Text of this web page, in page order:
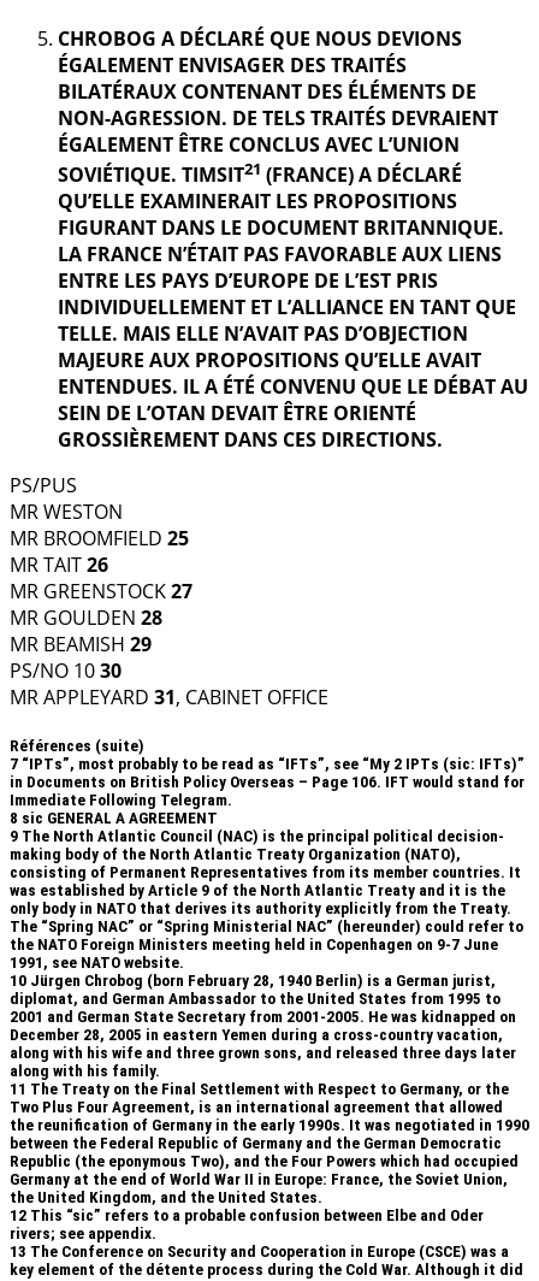
CHROBOG A DÉCLARÉ QUE NOUS DEVIONS
ÉGALEMENT ENVISAGER DES TRAITÉS
BILATÉRAUX CONTENANT DES ÉLÉMENTS DE
NON-AGRESSION. DE TELS TRAITÉS DEVRAIENT
ÉGALEMENT ÊTRE CONCLUS AVEC L’UNION
SOVIÉTIQUE. TIMSIT21 (FRANCE) A DÉCLARÉ
QU’ELLE EXAMINERAIT LES PROPOSITIONS
FIGURANT DANS LE DOCUMENT BRITANNIQUE.
LA FRANCE N’ÉTAIT PAS FAVORABLE AUX LIENS
ENTRE LES PAYS D’EUROPE DE L’EST PRIS
INDIVIDUELLEMENT ET L’ALLIANCE EN TANT QUE
TELLE. MAIS ELLE N’AVAIT PAS D’OBJECTION
MAJEURE AUX PROPOSITIONS QU’ELLE AVAIT
ENTENDUES. IL A ÉTÉ CONVENU QUE LE DÉBAT AU
SEIN DE L’OTAN DEVAIT ÊTRE ORIENTÉ
GROSSIÈREMENT DANS CES DIRECTIONS.
PS/PUS
MR WESTON
MR BROOMFIELD 25
MR TAIT26
MR GREENSTOCK27
MR GOULDEN 28
MR BEAMISH 29
PS/NO 1030
MR APPLEYARD 31, CABINET OFFICE
Références (suite)
7 “IPTs”, most probably to be read as “IFTs”, see “My 2 IPTs (sic: IFTs)”
in Documents on British Policy Overseas – Page 106. IFT would stand for
Immediate Following Telegram.
8 sic GENERAL A AGREEMENT
9 The North Atlantic Council (NAC) is the principal political decision-
making body of the North Atlantic Treaty Organization (NATO),
consisting of Permanent Representatives from its member countries. It
was established by Article 9 of the North Atlantic Treaty and it is the
only body in NATO that derives its authority explicitly from the Treaty.
The “Spring NAC” or “Spring Ministerial NAC” (hereunder) could refer to
the NATO Foreign Ministers meeting held in Copenhagen on 9-7 June
1991, see NATO website.
10 Jürgen Chrobog (born February 28, 1940 Berlin) is a German jurist,
diplomat, and German Ambassador to the United States from 1995 to
2001 and German State Secretary from 2001-2005. He was kidnapped on
December 28, 2005 in eastern Yemen during a cross-country vacation,
along with his wife and three grown sons, and released three days later
along with his family.
11 The Treaty on the Final Settlement with Respect to Germany, or the
Two Plus Four Agreement, is an international agreement that allowed
the reunification of Germany in the early 1990s. It was negotiated in 1990
between the Federal Republic of Germany and the German Democratic
Republic (the eponymous Two), and the Four Powers which had occupied
Germany at the end of World War II in Europe: France, the Soviet Union,
the United Kingdom, and the United States.
12 This “sic” refers to a probable confusion between Elbe and Oder
rivers; see appendix.
13 The Conference on Security and Cooperation in Europe (CSCE) was a
key element of the détente process during the Cold War. Although it did